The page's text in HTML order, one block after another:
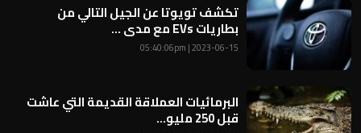
تكشف تويوتا عن الجيل التالي من
بطاريات EVs مع مدى ...
2023-06-15 | 05:40:06pm
البرمائيات العملاقة القديمة التي عاشت
قبل 250 مليو...